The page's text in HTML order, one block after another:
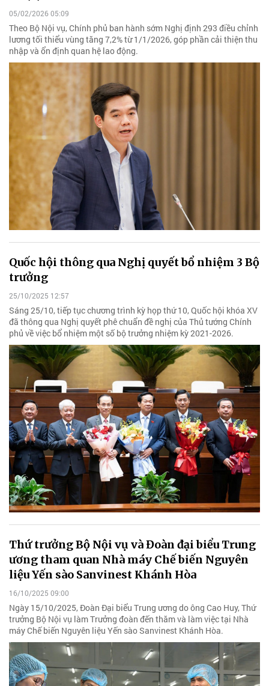
05/02/2026 05:09
Theo Bộ Nội vụ, Chính phủ ban hành sớm Nghị định 293 điều chỉnh
lương tối thiểu vùng tăng 7,2% từ 1/1/2026, góp phần cải thiện thu
nhập và ổn định quan hệ lao động.
Quốc hội thông qua Nghị quyết bổ nhiệm 3 Bộ
trưởng
25/10/2025 12:57
Sáng 25/10, tiếp tục chương trình kỳ họp thứ 10, Quốc hội khóa XV
đã thông qua Nghị quyết phê chuẩn đề nghị của Thủ tướng Chính
phủ về việc bổ nhiệm một số bộ trưởng nhiệm kỳ 2021-2026.
Thứ trưởng Bộ Nội vụ và Đoàn đại biểu Trung
ương tham quan Nhà máy Chế biến Nguyên
liệu Yến sào Sanvinest Khánh Hòa
16/10/2025 09:00
Ngày 15/10/2025, Đoàn Đại biểu Trung ương do ông Cao Huy, Thứ
trưởng Bộ Nội vụ làm Trưởng đoàn đến thăm và làm việc tại Nhà
máy Chế biến Nguyên liệu Yến sào Sanvinest Khánh Hòa.